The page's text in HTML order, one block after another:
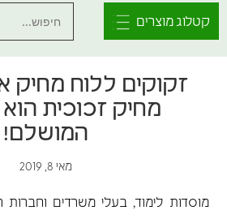
קטלוג מוצרים
זקוקים ללוח מחיק
מחיק זכוכית
המושלם!
מאי 8, 2019
מוסדות לימוד, בעלי משרדים וחברות